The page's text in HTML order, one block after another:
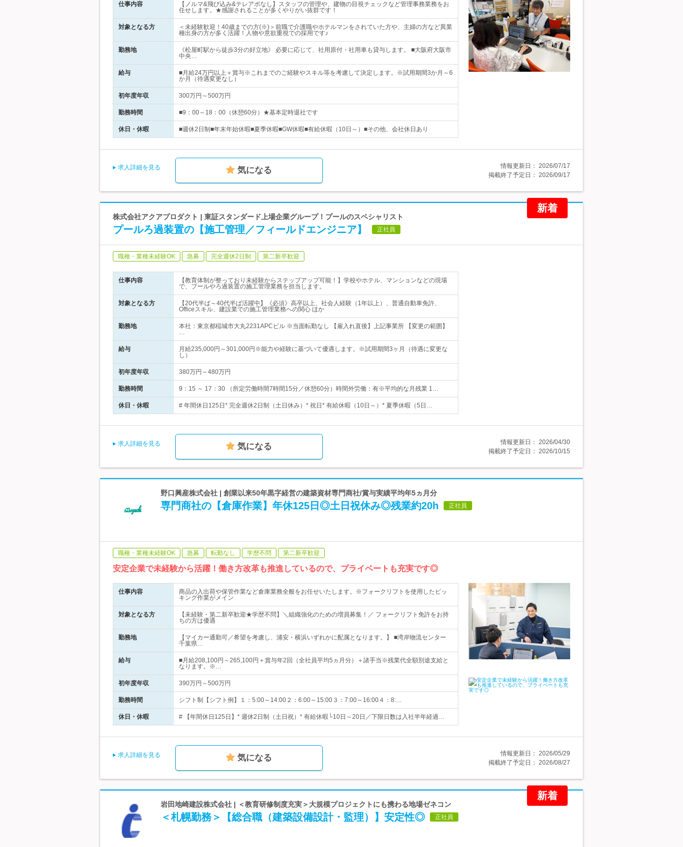
仕事内容
【ノルマ&飛び込み&テレアポなし】スタッフの管理や、建物の目視チェックなど管理事務業務をお
任せします。★感謝されることが多くやりがい抜群です！
対象となる方
＜未経験歓迎！40歳までの方(※)＞前職で介護職やホテルマンをされていた方や、主婦の方など異業
種出身の方が多く活躍！人物や意欲重視での採用です♪
勤務地
《松屋町駅から徒歩3分の好立地》 必要に応じて、社用原付・社用車も貸与します。 ■大阪府大阪市
中央…
給与
■月給24万円以上＋賞与※これまでのご経験やスキル等を考慮して決定します。※試用期間3か月～6
か月（待遇変更なし）
初年度年収 300万円～500万円
勤務時間 ■9：00～18：00（休憩60分）★基本定時退社です
休日・休暇 ■週休2日制■年末年始休暇■夏季休暇■GW休暇■有給休暇（10日～）■その他、会社休日あり
求人詳細を見る 気になる 情報更新日： 2026/07/17
掲載終了予定日： 2026/09/17
新着
株式会社アクアプロダクト | 東証スタンダード上場企業グループ！プールのスペシャリスト
プールろ過装置の【施工管理／フィールドエンジニア】 正社員
職種・業種未経験OK 急募 完全週休2日制 第二新卒歓迎
仕事内容
【教育体制が整っており未経験からステップアップ可能！】学校やホテル、マンションなどの現場
で、プールやろ過装置の施工管理業務を担当します。
対象となる方
【20代半ば～40代半ば活躍中】《必須》高卒以上、社会人経験（1年以上）、普通自動車免許、
Officeスキル、建設業での施工管理業務への関心 ほか
勤務地
本社：東京都稲城市大丸2231APCビル ※当面転勤なし 【雇入れ直後】上記事業所 【変更の範囲】
…
給与
月給235,000円～301,000円※能力や経験に基づいて優遇します。※試用期間3ヶ月（待遇に変更な
し）
初年度年収 380万円～480万円
勤務時間 9：15 ～ 17：30 （所定労働時間7時間15分／休憩60分）時間外労働：有※平均的な月残業 1…
休日・休暇 # 年間休日125日* 完全週休2日制（土日休み）* 祝日* 有給休暇（10日～）* 夏季休暇（5日…
求人詳細を見る 気になる 情報更新日： 2026/04/30
掲載終了予定日： 2026/10/15
野口興産株式会社 | 創業以来50年黒字経営の建築資材専門商社/賞与実績平均年5ヵ月分
専門商社の【倉庫作業】年休125日◎土日祝休み◎残業約20h 正社員
職種・業種未経験OK 急募 転勤なし 学歴不問 第二新卒歓迎
安定企業で未経験から活躍！働き方改革も推進しているので、プライベートも充実です◎
仕事内容
商品の入出荷や保管作業など倉庫業務全般をお任せいたします。※フォークリフトを使用したピッ
キング作業がメイン
対象となる方
【未経験・第二新卒歓迎★学歴不問】＼組織強化のための増員募集！／ フォークリフト免許をお持
ちの方は優遇
勤務地
【マイカー通勤可／希望を考慮し、浦安・横浜いずれかに配属となります。】 ■湾岸物流センター
千葉県…
給与
■月給208,100円～265,100円＋賞与年2回（全社員平均5ヵ月分）＋諸手当※残業代全額別途支給と
なります。※…
初年度年収 390万円～500万円
勤務時間 シフト制【シフト例】１：5:00～14:00２：6:00～15:00３：7:00～16:00４：8:…
休日・休暇 # 【年間休日125日】* 週休2日制（土日祝）* 有給休暇└10日～20日／下限日数は入社半年経過…
求人詳細を見る 気になる 情報更新日： 2026/05/29
掲載終了予定日： 2026/08/27
新着
岩田地崎建設株式会社 | ＜教育研修制度充実＞大規模プロジェクトにも携わる地場ゼネコン
＜札幌勤務＞【総合職（建築設備設計・監理）】安定性◎ 正社員